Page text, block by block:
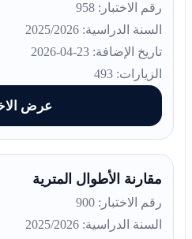
رقم الاختبار: 958
السنة الدراسية: 2025/2026
تاريخ الإضافة: 23-04-2026
الزيارات: 493
عرض
مقارنة الأطوال المترية
رقم الاختبار: 900
السنة الدراسية: 2025/2026